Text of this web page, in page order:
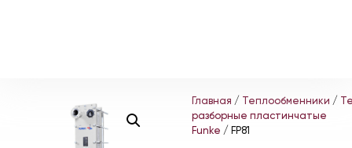
Главная / Теплообменники /
разборные пластинчатые
Funke / FP81